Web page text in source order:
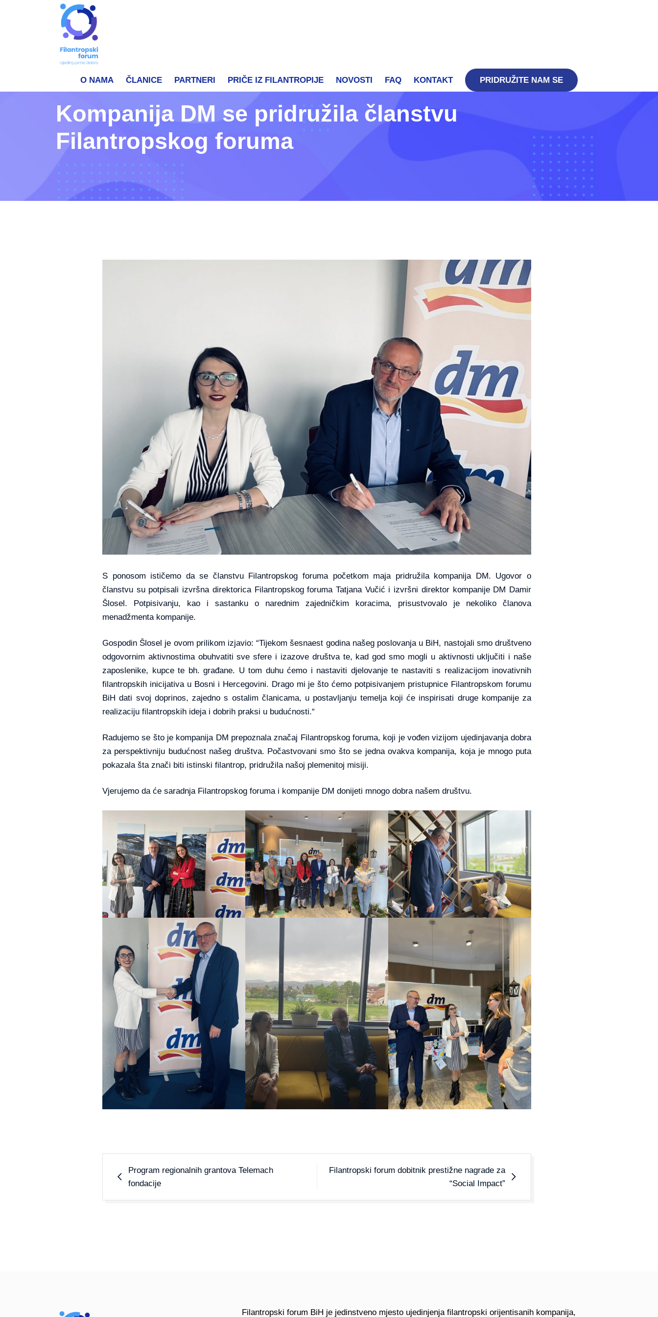
O NAMA ČLANICE PARTNERI PRIČE IZ FILANTROPIJE NOVOSTI FAQ KONTAKT PRIDRUŽITE NAM SE
Kompanija DM se pridružila članstvu
Filantropskog foruma
S ponosom ističemo da se članstvu Filantropskog foruma početkom maja pridružila kompanija DM. Ugovor o
članstvu su potpisali izvršna direktorica Filantropskog foruma Tatjana Vučić i izvršni direktor kompanije DM Damir
Šlosel. Potpisivanju, kao i sastanku o narednim zajedničkim koracima, prisustvovalo je nekoliko članova
menadžmenta kompanije.
Gospodin Šlosel je ovom prilikom izjavio: “Tijekom šesnaest godina našeg poslovanja u BiH, nastojali smo društveno
odgovornim aktivnostima obuhvatiti sve sfere i izazove društva te, kad god smo mogli u aktivnosti uključiti i naše
zaposlenike, kupce te bh. građane. U tom duhu ćemo i nastaviti djelovanje te nastaviti s realizacijom inovativnih
filantropskih inicijativa u Bosni i Hercegovini. Drago mi je što ćemo potpisivanjem pristupnice Filantropskom forumu
BiH dati svoj doprinos, zajedno s ostalim članicama, u postavljanju temelja koji će inspirisati druge kompanije za
realizaciju filantropskih ideja i dobrih praksi u budućnosti.“
Radujemo se što je kompanija DM prepoznala značaj Filantropskog foruma, koji je vođen vizijom ujedinjavanja dobra
za perspektivniju budućnost našeg društva. Počastvovani smo što se jedna ovakva kompanija, koja je mnogo puta
pokazala šta znači biti istinski filantrop, pridružila našoj plemenitoj misiji.
Vjerujemo da će saradnja Filantropskog foruma i kompanije DM donijeti mnogo dobra našem društvu.
Program regionalnih grantova Telemach
fondacije
Filantropski forum dobitnik prestižne nagrade za
“Social Impact”
Filantropski forum BiH je jedinstveno mjesto ujedinjenja filantropski orijentisanih kompanija,